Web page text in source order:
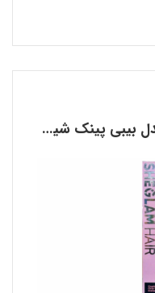
دستگاه کرلی و فر کننده مو مدل بیبی پینک شیگلم SHEGLAM